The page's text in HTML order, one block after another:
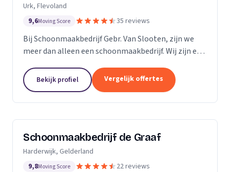
Urk, Flevoland
9,6Moving Score 35 reviews
Bij Schoonmaakbedrijf Gebr. Van Slooten, zijn we
meer dan alleen een schoonmaakbedrijf. Wij zijn een
om uw omgeving schoon, fris en gastvrij te...
Bekijk profiel Vergelijk offertes
Schoonmaakbedrijf de Graaf
Harderwijk, Gelderland
9,8Moving Score 22 reviews